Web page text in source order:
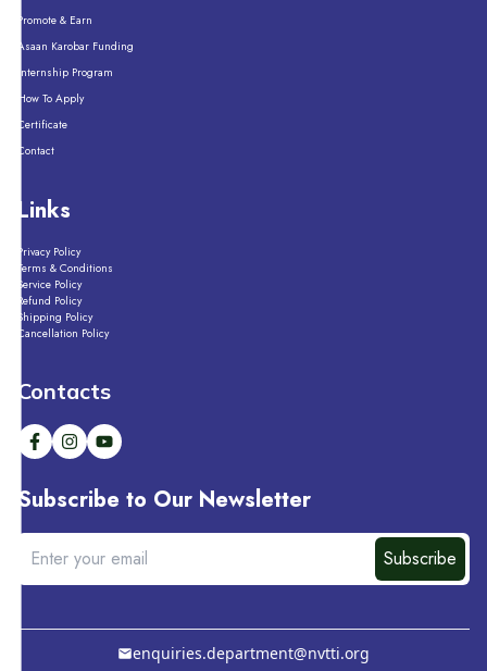
Promote & Earn
Asaan Karobar Funding
Internship Program
How To Apply
Certificate
Contact
Links
Privacy Policy
Terms & Conditions
Service Policy
Refund Policy
Shipping Policy
Cancellation Policy
Contacts
Subscribe to Our Newsletter
Subscribe
enquiries.department@nvtti.org